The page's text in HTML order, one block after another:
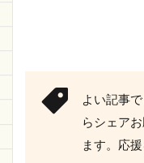
よい記事
らシェア
ます。応